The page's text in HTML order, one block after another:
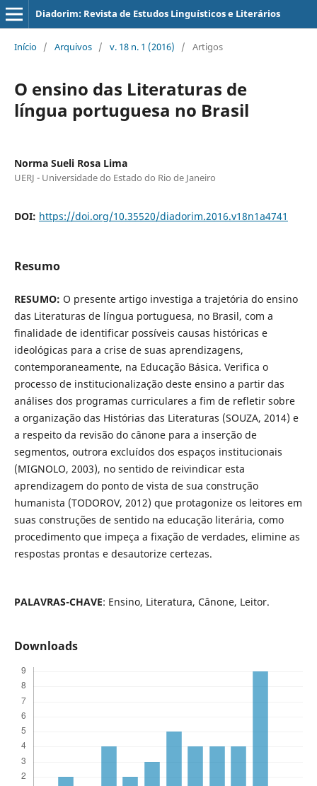
Diadorim: Revista de Estudos Linguísticos e Literários
Início / Arquivos / v. 18 n. 1 (2016) / Artigos
O ensino das Literaturas de
língua portuguesa no Brasil
Norma Sueli Rosa Lima
UERJ - Universidade do Estado do Rio de Janeiro
DOI: https://doi.org/10.35520/diadorim.2016.v18n1a4741
Resumo
RESUMO: O presente artigo investiga a trajetória do ensino
das Literaturas de língua portuguesa, no Brasil, com a
finalidade de identificar possíveis causas históricas e
ideológicas para a crise de suas aprendizagens,
contemporaneamente, na Educação Básica. Verifica o
processo de institucionalização deste ensino a partir das
análises dos programas curriculares a fim de refletir sobre
a organização das Histórias das Literaturas (SOUZA, 2014) e
a respeito da revisão do cânone para a inserção de
segmentos, outrora excluídos dos espaços institucionais
(MIGNOLO, 2003), no sentido de reivindicar esta
aprendizagem do ponto de vista de sua construção
humanista (TODOROV, 2012) que protagonize os leitores em
suas construções de sentido na educação literária, como
procedimento que impeça a fixação de verdades, elimine as
respostas prontas e desautorize certezas.
PALAVRAS-CHAVE: Ensino, Literatura, Cânone, Leitor.
Downloads